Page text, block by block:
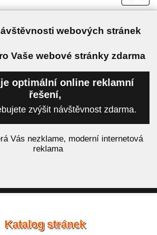
webových stránek
Vaše webové stránky zdarma
optimální online reklamní
řešení,
zvýšit návštěvnost zdarma.
Vás nezklame, moderní internetová
reklama
Katalog stránek